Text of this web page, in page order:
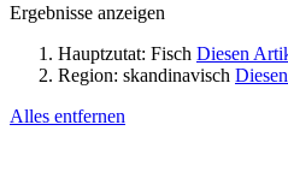
Ergebnisse anzeigen
Hauptzutat: Fisch Diesen
Region: skandinavisch
Alles entfernen